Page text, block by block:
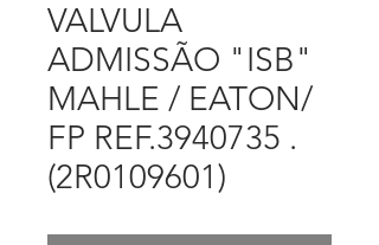
VALVULA
ADMISSÃO "ISB"
MAHLE / EATON/
FP REF.3940735 .
(2R0109601)